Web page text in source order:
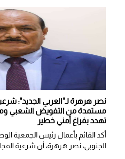
نصر هرهرة لـ"العربي الجديد":
مستمدة من التفويض الشعبي
تهدد بفراغ أمني خطير
أكد القائم بأعمال رئيس الجمعية
الجنوبي، نصر هرهرة، أن شرعية